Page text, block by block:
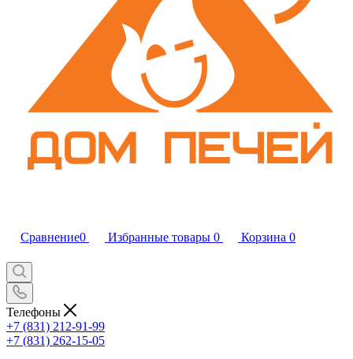
Сравнение0 Избранные товары 0 Корзина 0
Телефоны
+7 (831) 212-91-99
+7 (831) 262-15-05